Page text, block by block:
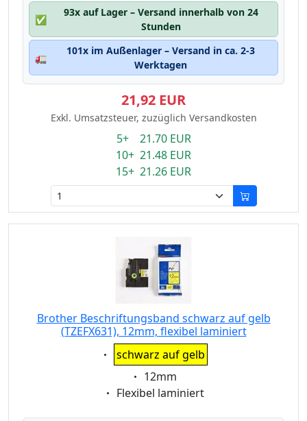
✅
93x auf Lager – Versand innerhalb von 24
Stunden
🚛
101x im Außenlager – Versand in ca. 2-3
Werktagen
21,92 EUR
Exkl. Umsatzsteuer, zuzüglich Versandkosten
5+ 21.70 EUR
10+ 21.48 EUR
15+ 21.26 EUR
Brother Beschriftungsband schwarz auf gelb
(TZEFX631), 12mm, flexibel laminiert
Eigenschaft:
schwarz auf gelb
Eigenschaft:
12mm
Eigenschaft:
Flexibel laminiert